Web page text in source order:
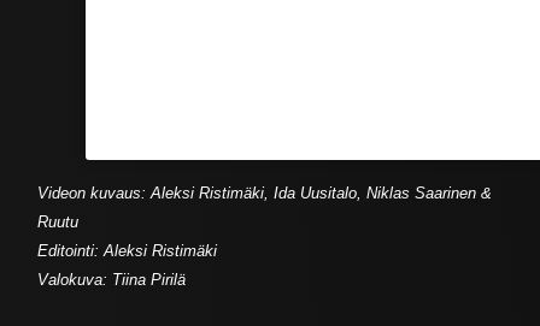
Videon kuvaus: Aleksi Ristimäki, Ida Uusitalo, Niklas Saarinen &
Ruutu
Editointi: Aleksi Ristimäki
Valokuva: Tiina Pirilä